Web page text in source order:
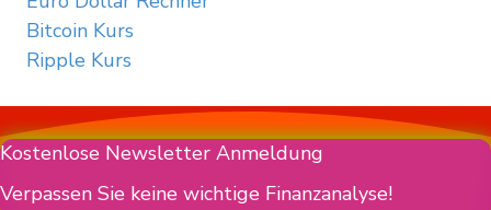
Bitcoin Kurs
Ripple Kurs
Kostenlose Newsletter Anmeldung
Verpassen Sie keine wichtige Finanzanalyse!